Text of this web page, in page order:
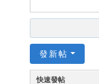
發新帖
快速發帖